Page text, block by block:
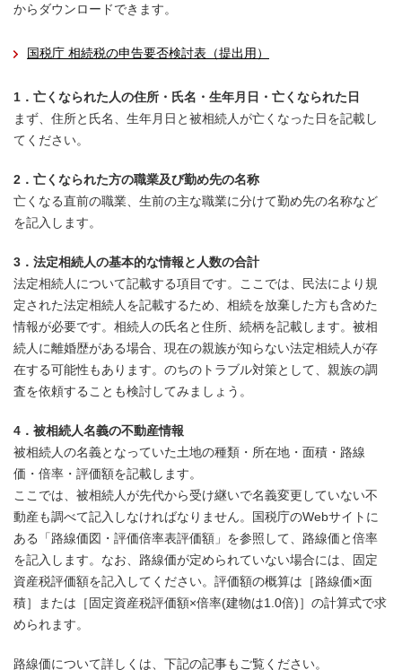
からダウンロードできます。
国税庁 相続税の申告要否検討表（提出用）
1．亡くなられた人の住所・氏名・生年月日・亡くなられた日
まず、住所と氏名、生年月日と被相続人が亡くなった日を記載し
てください。
2．亡くなられた方の職業及び勤め先の名称
亡くなる直前の職業、生前の主な職業に分けて勤め先の名称など
を記入します。
3．法定相続人の基本的な情報と人数の合計
法定相続人について記載する項目です。ここでは、民法により規
定された法定相続人を記載するため、相続を放棄した方も含めた
情報が必要です。相続人の氏名と住所、続柄を記載します。被相
続人に離婚歴がある場合、現在の親族が知らない法定相続人が存
在する可能性もあります。のちのトラブル対策として、親族の調
査を依頼することも検討してみましょう。
4．被相続人名義の不動産情報
被相続人の名義となっていた土地の種類・所在地・面積・路線
価・倍率・評価額を記載します。
ここでは、被相続人が先代から受け継いで名義変更していない不
動産も調べて記入しなければなりません。国税庁のWebサイトに
ある「路線価図・評価倍率表評価額」を参照して、路線価と倍率
を記入します。なお、路線価が定められていない場合には、固定
資産税評価額を記入してください。評価額の概算は［路線価×面
積］または［固定資産税評価額×倍率(建物は1.0倍)］の計算式で求
められます。
路線価について詳しくは、下記の記事もご覧ください。